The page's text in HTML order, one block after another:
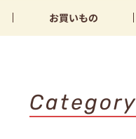
お買いもの
Category